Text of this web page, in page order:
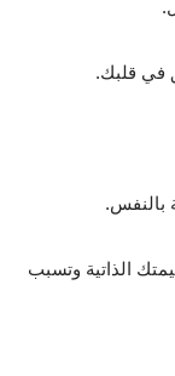
في قلبك.
بالنفس.
الذاتية وتسبب